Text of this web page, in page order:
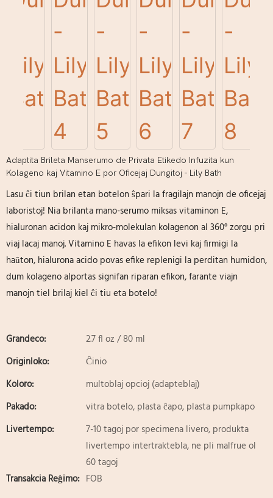
Adaptita Brileta Manserumo de Privata Etikedo Infuzita kun
Kolageno kaj Vitamino E por Oficejaj Dungitoj - Lily Bath
Lasu ĉi tiun brilan etan botelon ŝpari la fragilajn manojn de oficejaj
laboristoj! Nia brilanta mano-serumo miksas vitaminon E,
hialuronan acidon kaj mikro-molekulan kolagenon al 360° zorgu pri
viaj lacaj manoj. Vitamino E havas la efikon levi kaj firmigi la
haŭton, hialurona acido povas efike replenigi la perditan humidon,
dum kolageno alportas signifan riparan efikon, farante viajn
manojn tiel brilaj kiel ĉi tiu eta botelo!
Grandeco:
2.7 fl oz / 80 ml
Originloko:
Ĉinio
Koloro:
multoblaj opcioj (adapteblaj)
Pakado:
vitra botelo, plasta ĉapo, plasta pumpkapo
Livertempo:
7-10 tagoj por specimena livero, produkta
livertempo intertraktebla, ne pli malfrue ol
60 tagoj
Transakcia Reĝimo: FOB